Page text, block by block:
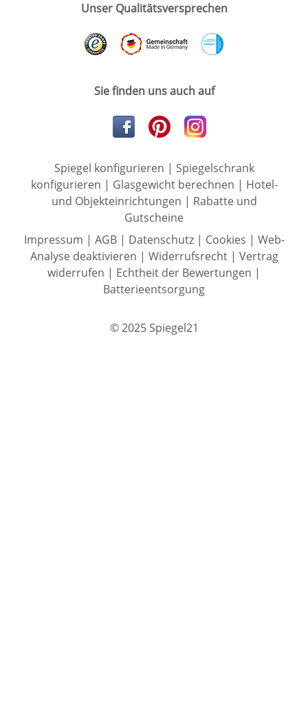
Unser Qualitätsversprechen
Sie finden uns auch auf
Spiegel konfigurieren | Spiegelschrank
konfigurieren | Glasgewicht berechnen | Hotel-
und Objekteinrichtungen | Rabatte und
Gutscheine
Impressum | AGB| Datenschutz| Cookies | Web-
Analyse deaktivieren | Widerrufsrecht| Vertrag
widerrufen | Echtheit der Bewertungen |
Batterieentsorgung
© 2025 Spiegel21